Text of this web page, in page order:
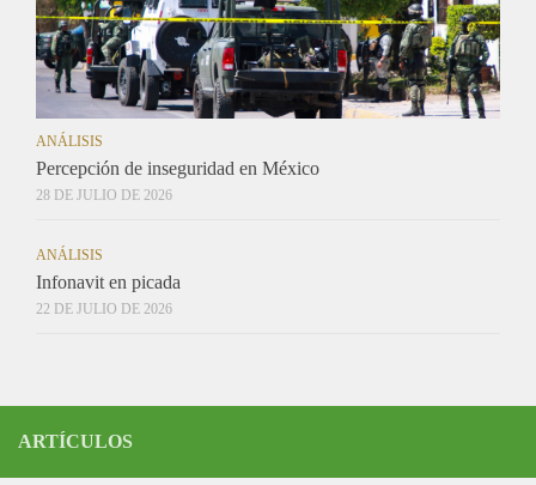
ANÁLISIS
Percepción de inseguridad en México
28 DE JULIO DE 2026
ANÁLISIS
Infonavit en picada
22 DE JULIO DE 2026
ARTÍCULOS